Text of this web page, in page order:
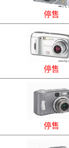
停售
停售
停售